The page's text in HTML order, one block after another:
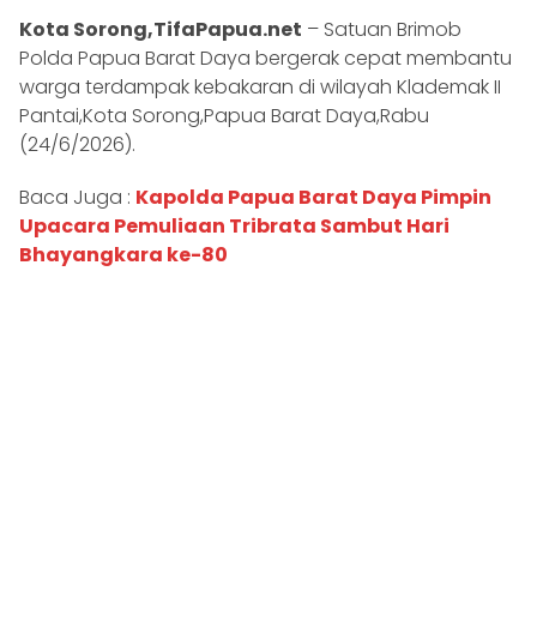
Kota Sorong,TifaPapua.net – Satuan Brimob
Polda Papua Barat Daya bergerak cepat membantu
warga terdampak kebakaran di wilayah Klademak II
Pantai,Kota Sorong,Papua Barat Daya,Rabu
(24/6/2026).
Baca Juga : Kapolda Papua Barat Daya Pimpin
Upacara Pemuliaan Tribrata Sambut Hari
Bhayangkara ke-80